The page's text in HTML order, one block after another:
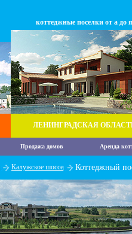
коттеджные поселки от а до я
ЛЕНИНГРАДСКАЯ
Продажа домов Аренда
Калужское шоссе Коттеджный